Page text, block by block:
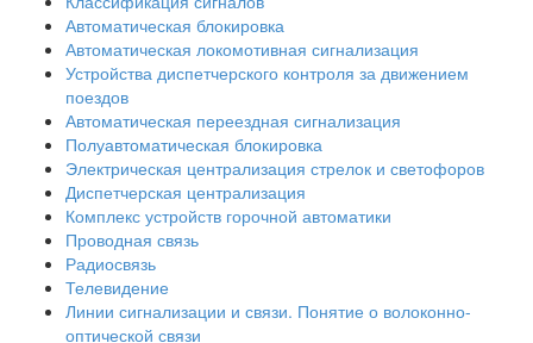
Автоматическая блокировка
Автоматическая локомотивная сигнализация
Устройства диспетчерского контроля за движением
поездов
Автоматическая переездная сигнализация
Полуавтоматическая блокировка
Электрическая централизация стрелок и светофоров
Диспетчерская централизация
Комплекс устройств горочной автоматики
Проводная связь
Радиосвязь
Телевидение
Линии сигнализации и связи. Понятие о волоконно-
оптической связи